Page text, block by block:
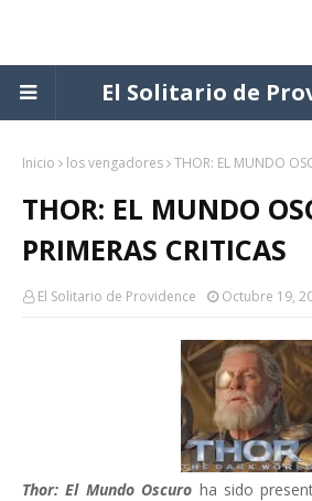
El Solitario de
Inicio los vengadores THOR: EL MUNDO
THOR: EL MUNDO
PRIMERAS CRITICAS
El Solitario de Providence Octubre 19,
Thor: El Mundo Oscuro ha sido